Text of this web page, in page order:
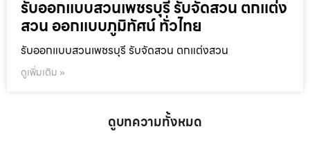
รับออกแบบสวนเพชรบุรี รับจัดสวน ตกแต่ง
สวน ออกแบบภูมิทัศน์ ทั่วไทย
รับออกแบบสวนเพชรบุรี รับจัดสวน ตกแต่งสวน
ดูเพิ่มเติม »
ดูบทความทั้งหมด